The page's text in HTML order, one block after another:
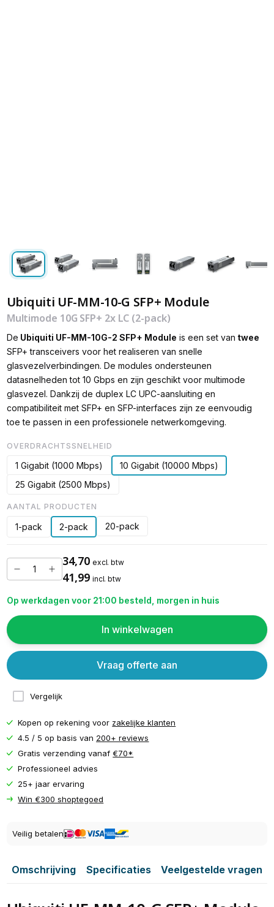
Ubiquiti UF-MM-10-G SFP+ Module
Multimode 10G SFP+ 2x LC (2-pack)
De Ubiquiti UF-MM-10G-2 SFP+ Module is een set van twee
SFP+ transceivers voor het realiseren van snelle
glasvezelverbindingen. De modules ondersteunen
datasnelheden tot 10 Gbps en zijn geschikt voor multimode
glasvezel. Dankzij de duplex LC UPC-aansluiting en
compatibiliteit met SFP+ en SFP-interfaces zijn ze eenvoudig
toe te passen in een professionele netwerkomgeving.
OVERDRACHTSSNELHEID
1 Gigabit (1000 Mbps)
10 Gigabit (10000 Mbps)
25 Gigabit (2500 Mbps)
AANTAL PRODUCTEN
1-pack 2-pack 20-pack
34,70 excl. btw
41,99 incl. btw
Op werkdagen voor 21:00 besteld, morgen in huis
In winkelwagen
Vergelijk
Vraag offerte aan
Kopen op rekening voor zakelijke klanten
4.5 / 5 op basis van 200+ reviews
Gratis verzending vanaf€70*
Professioneel advies
25+ jaar ervaring
Win €300 shoptegoed
Veilig betalen
Omschrijving Specificaties Veelgestelde vragen